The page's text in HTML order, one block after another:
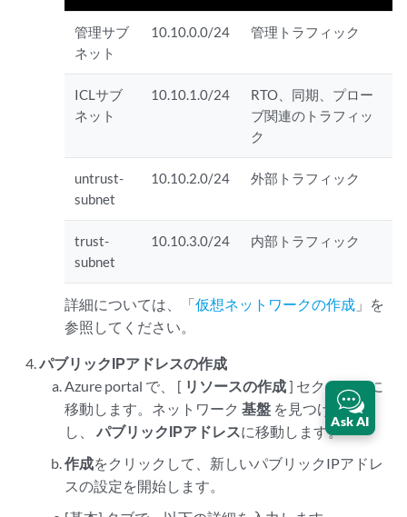
管理サブ
ネット
10.10.0.0/24 管理トラフィック
ICLサブ
ネット
10.10.1.0/24
RTO、同期、プロー
ブ関連のトラフィッ
ク
untrust-
subnet
10.10.2.0/24 外部トラフィック
trust-
subnet
10.10.3.0/24 内部トラフィック
詳細については、「仮想ネットワークの作成」を
参照してください。
パブリックIPアドレスの作成
Azure portal で、 [ リソースの作成] セクションに
移動します。ネットワーク 基盤を見つけて選択
し、 パブリックIPアドレスに移動します。
作成をクリックして、新しいパブリックIPアドレ
スの設定を開始します。
Ask AI